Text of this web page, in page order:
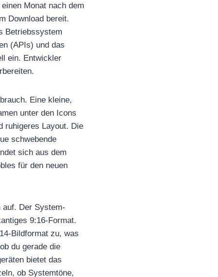
Monat nach dem
Download bereit.
Betriebssystem
(APIs) und das
ein. Entwickler
Eine kleine,
unter den Icons
ruhigeres Layout. Die
schwebende
sich aus dem
für den neuen
auf. Der System-
9:16-Format.
Bildformat zu, was
du gerade die
bietet das
ob Systemtöne,